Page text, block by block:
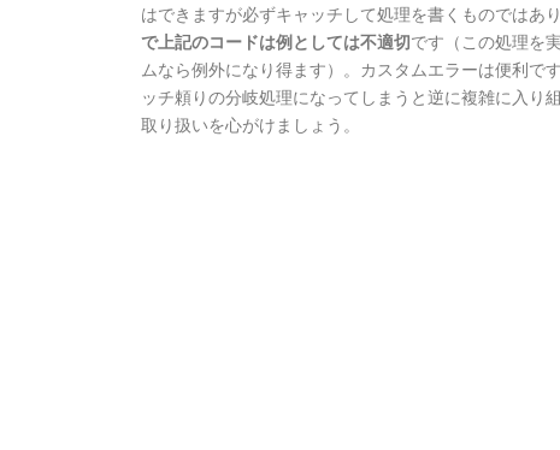
はできますが必ずキャッチして処理を書くものではあ
で上記のコードは例としては不適切です（この処理を
ムなら例外になり得ます）。カスタムエラーは便利で
ッチ頼りの分岐処理になってしまうと逆に複雑に入り
取り扱いを心がけましょう。